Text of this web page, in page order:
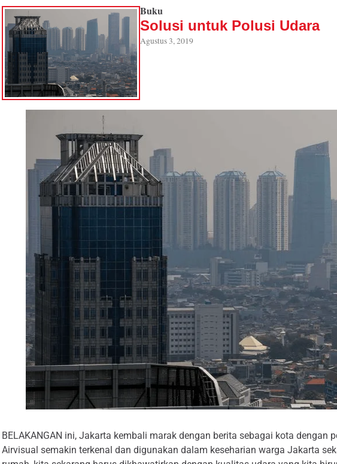
Buku
Solusi untuk Polusi Udara
Agustus 3, 2019
BELAKANGAN ini, Jakarta kembali marak dengan berita sebagai kota dengan
Airvisual semakin terkenal dan digunakan dalam keseharian warga Jakarta